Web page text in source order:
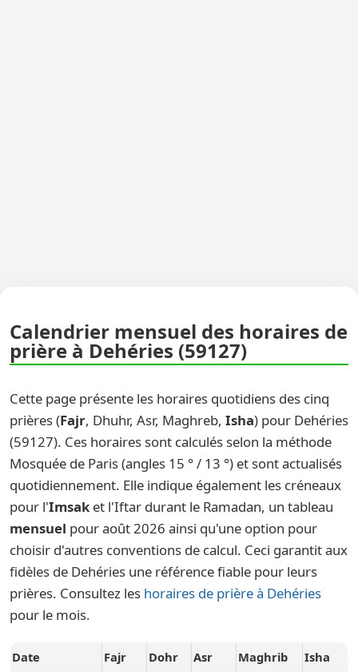
Calendrier mensuel des horaires de
prière à Dehéries (59127)
Cette page présente les horaires quotidiens des cinq
prières (Fajr, Dhuhr, Asr, Maghreb, Isha) pour Dehéries
(59127). Ces horaires sont calculés selon la méthode
Mosquée de Paris (angles 15 ° / 13 °) et sont actualisés
quotidiennement. Elle indique également les créneaux
pour l'Imsak et l'Iftar durant le Ramadan, un tableau
mensuel pour août 2026 ainsi qu'une option pour
choisir d'autres conventions de calcul. Ceci garantit aux
fidèles de Dehéries une référence fiable pour leurs
prières. Consultez les horaires de prière à Dehéries
pour le mois.
Date Fajr Dohr Asr Maghrib
Isha